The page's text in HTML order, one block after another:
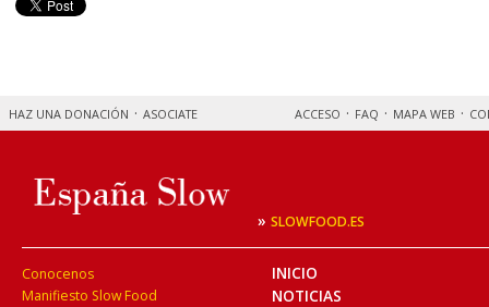
HAZ UNA DONACIÓN ASOCIATE ACCESO FAQ MAPA WEB
» SLOWFOOD.ES
Conocenos
Manifiesto Slow Food
INICIO
NOTICIAS